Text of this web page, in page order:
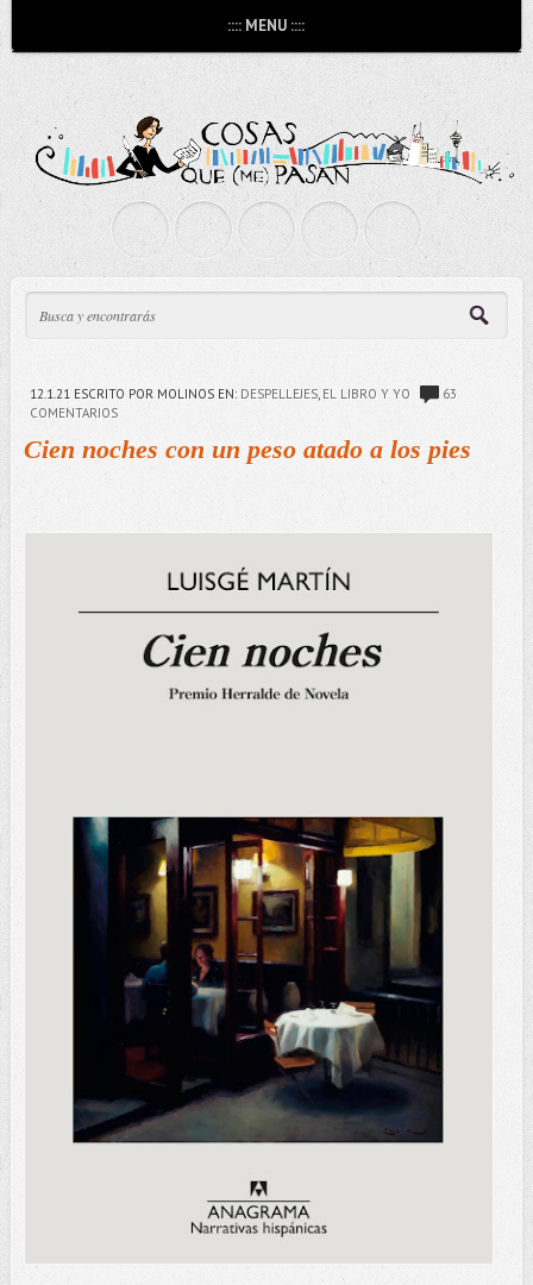
:::: MENU ::::
12.1.21 ESCRITO POR MOLINOS EN: DESPELLEJES, EL LIBRO Y YO
63
COMENTARIOS
Cien noches con un peso atado a los pies